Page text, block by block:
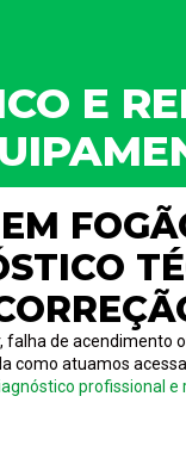
E
falha de acendimento
como atuamos
profissional e